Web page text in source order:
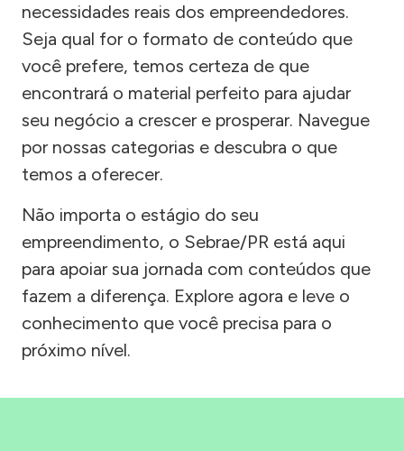
necessidades reais dos empreendedores.
Seja qual for o formato de conteúdo que
você prefere, temos certeza de que
encontrará o material perfeito para ajudar
seu negócio a crescer e prosperar. Navegue
por nossas categorias e descubra o que
temos a oferecer.
Não importa o estágio do seu
empreendimento, o Sebrae/PR está aqui
para apoiar sua jornada com conteúdos que
fazem a diferença. Explore agora e leve o
conhecimento que você precisa para o
próximo nível.